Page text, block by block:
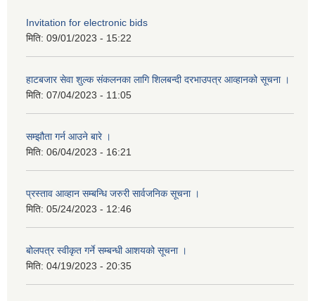
Invitation for electronic bids
मिति: 09/01/2023 - 15:22
हाटबजार सेवा शुल्क संकलनका लागि शिलबन्दी दरभाउपत्र आव्हानको सूचना ।
मिति: 07/04/2023 - 11:05
सम्झौता गर्न आउने बारे ।
मिति: 06/04/2023 - 16:21
प्रस्ताव आव्हान सम्बन्धि जरुरी सार्वजनिक सूचना ।
मिति: 05/24/2023 - 12:46
बोलपत्र स्वीकृत गर्ने सम्बन्धी आशयको सूचना ।
मिति: 04/19/2023 - 20:35